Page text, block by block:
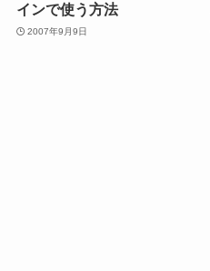
インで使う方法
2007年9月9日